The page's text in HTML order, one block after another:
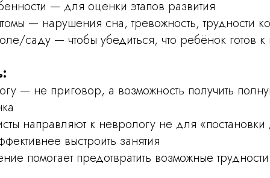
— для оценки этапов развития
— нарушения сна, тревожность, трудности
саду — чтобы убедиться, что ребёнок готов к
— не приговор, а возможность получить
направляют к неврологу не для «постановки
выстроить занятия
помогает предотвратить возможные